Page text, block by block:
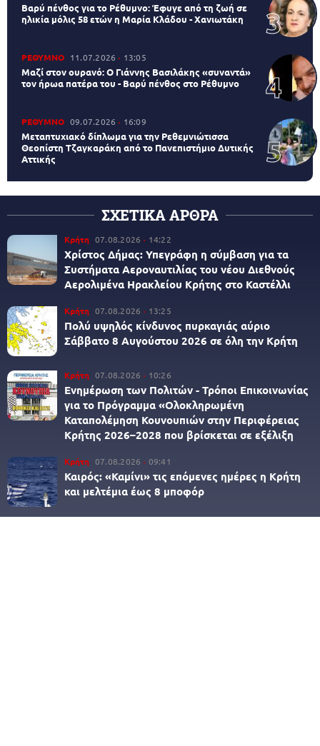
Βαρύ πένθος για το Ρέθυμνο: Έφυγε από τη ζωή σε
ηλικία μόλις 58 ετών η Μαρία Κλάδου - Χανιωτάκη
ΡΕΘΥΜΝΟ 11.07.2026 13:05
Μαζί στον ουρανό: Ο Γιάννης Βασιλάκης «συναντά»
τον ήρωα πατέρα του - Βαρύ πένθος στο Ρέθυμνο
ΡΕΘΥΜΝΟ 09.07.2026 16:09
Μεταπτυχιακό δίπλωμα για την Ρεθεμνιώτισσα
Θεοπίστη Τζαγκαράκη από το Πανεπιστήμιο Δυτικής
Αττικής
ΣΧΕΤΙΚΑ ΑΡΘΡΑ
Κρήτη 07.08.2026 14:22
Χρίστος Δήμας: Υπεγράφη η σύμβαση για τα
Συστήματα Αεροναυτιλίας του νέου Διεθνούς
Αερολιμένα Ηρακλείου Κρήτης στο Καστέλλι
Κρήτη 07.08.2026 13:25
Πολύ υψηλός κίνδυνος πυρκαγιάς αύριο
Σάββατο 8 Αυγούστου 2026 σε όλη την Κρήτη
Κρήτη 07.08.2026 10:26
Ενημέρωση των Πολιτών - Τρόποι Επικοινωνίας
για το Πρόγραμμα «Ολοκληρωμένη
Καταπολέμηση Κουνουπιών στην Περιφέρειας
Κρήτης 2026–2028 που βρίσκεται σε εξέλιξη
Κρήτη 07.08.2026 09:41
Καιρός: «Καμίνι» τις επόμενες ημέρες η Κρήτη
και μελτέμια έως 8 μποφόρ